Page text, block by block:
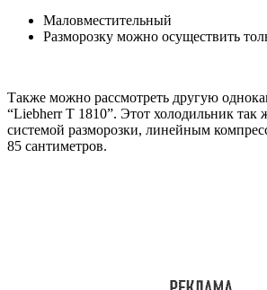
Маловместительный
Разморозку можно осуществить
Также можно рассмотреть другую
“Liebherr T 1810”. Этот холодильник так
системой разморозки, линейным
85 сантиметров.